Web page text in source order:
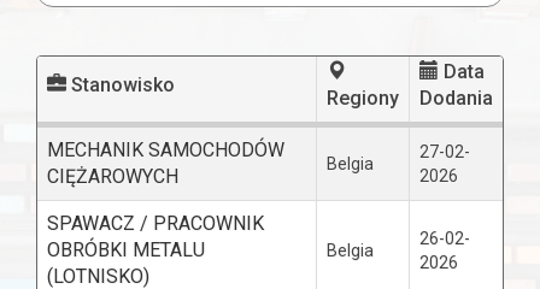
Stanowisko
Regiony
Data
Dodania
MECHANIK SAMOCHODÓW
CIĘŻAROWYCH
Belgia
27-02-
2026
SPAWACZ / PRACOWNIK
OBRÓBKI METALU
(LOTNISKO)
Belgia
26-02-
2026